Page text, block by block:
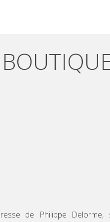
de Philippe Delorme,